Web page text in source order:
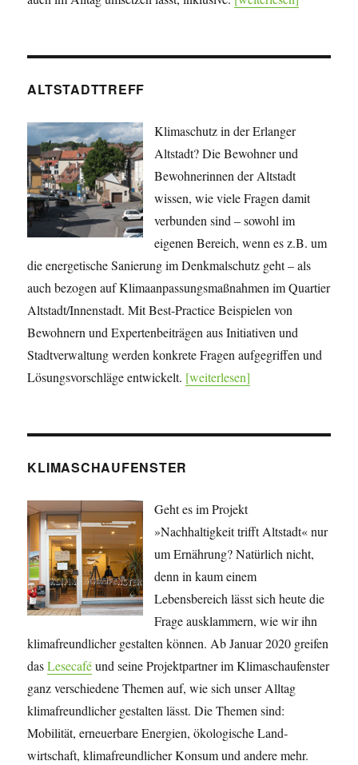
ALTSTADTTREFF
Klimaschutz in der Erlanger
Altstadt? Die Bewohner und
Bewohnerinnen der Altstadt
wissen, wie viele Fragen damit
verbunden sind – sowohl im
eigenen Bereich, wenn es z.B. um
die energetische Sanierung im Denkmalschutz geht – als
auch bezogen auf Klimaanpassungsmaßnahmen im Quartier
Altstadt/Innenstadt. Mit Best-Practice Beispielen von
Bewohnern und Expertenbeiträgen aus Initiativen und
Stadtverwaltung werden konkrete Fragen aufgegriffen und
Lösungsvorschläge entwickelt. [weiterlesen]
KLIMASCHAUFENSTER
Geht es im Projekt
»Nachhaltigkeit trifft Altstadt« nur
um Ernährung? Natürlich nicht,
denn in kaum einem
Lebensbereich lässt sich heute die
Frage ausklammern, wie wir ihn
klimafreundlicher gestalten können. Ab Januar 2020 greifen
dasLesecaféund seine Projekt­partner im Klimaschaufenster
ganz verschiedene Themen auf, wie sich unser Alltag
klimafreundlicher gestalten lässt. Die Themen sind:
Mobilität, erneuerbare Energien, öko­lo­gische Land­
wirtschaft, klima­freundlicher Konsum und andere mehr.